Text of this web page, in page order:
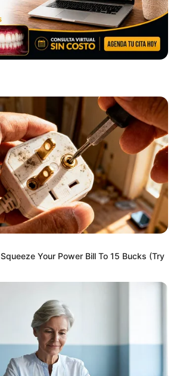
2565
2565
Your Power Bill To 15 Bucks (Try